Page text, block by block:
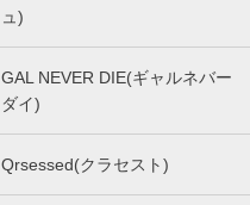
ュ)
GAL NEVER DIE(ギャルネバー
ダイ)
Qrsessed(クラセスト)